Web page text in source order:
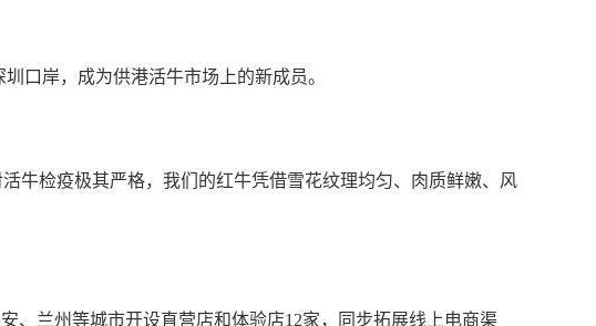
口岸，成为供港活牛市场上的新成员。
检疫极其严格，我们的红牛凭借雪花纹理均匀、肉质鲜嫩、风
兰州等城市开设直营店和体验店12家，同步拓展线上电商渠